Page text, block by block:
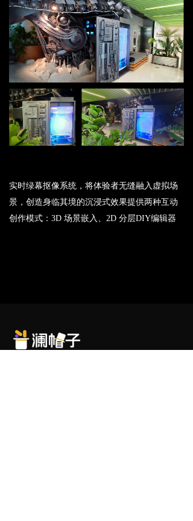
实时绿幕抠像系统，将体验者无缝融入虚拟场
景，创造身临其境的沉浸式效果提供两种互动
创作模式： 3D 场景嵌入、 2D 分层DIY编辑器